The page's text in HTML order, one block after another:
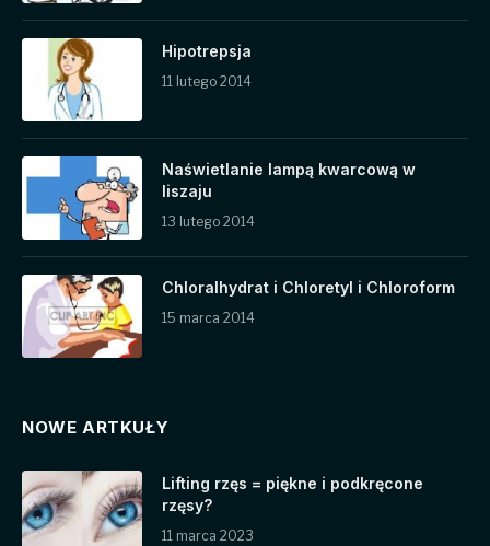
Hipotrepsja
11 lutego 2014
Naświetlanie lampą kwarcową w
liszaju
13 lutego 2014
Chloralhydrat i Chloretyl i Chloroform
15 marca 2014
NOWE ARTKUŁY
Lifting rzęs = piękne i podkręcone
rzęsy?
11 marca 2023